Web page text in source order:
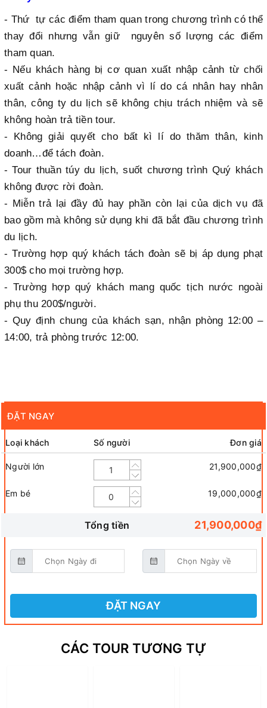
- Thứ tự các điểm tham quan trong chương trình có thể
thay đổi nhưng vẫn giữ nguyên số lượng các điểm
tham quan.
- Nếu khách hàng bị cơ quan xuất nhập cảnh từ chối
xuất cảnh hoặc nhập cảnh vì lí do cá nhân hay nhân
thân, công ty du lịch sẽ không chịu trách nhiệm và sẽ
không hoàn trả tiền tour.
- Không giải quyết cho bất kì lí do thăm thân, kinh
doanh…để tách đoàn.
- Tour thuần túy du lịch, suốt chương trình Quý khách
không được rời đoàn.
- Miễn trả lại đầy đủ hay phần còn lại của dịch vụ đã
bao gồm mà không sử dụng khi đã bắt đầu chương trình
du lịch.
- Trường hợp quý khách tách đoàn sẽ bị áp dụng phạt
300$ cho mọi trường hợp.
- Trường hợp quý khách mang quốc tịch nước ngoài
phụ thu 200$/người.
- Quy định chung của khách sạn, nhận phòng 12:00 –
14:00, trả phòng trước 12:00.
ĐẶT NGAY
Loại khách Số người Đơn giá
Người lớn 21,900,000₫
Em bé 19,000,000₫
Tổng tiền 21,900,000₫
ĐẶT NGAY
CÁC TOUR TƯƠNG TỰ